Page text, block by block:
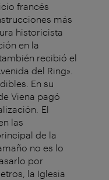
francés
más
historicista
en la
también recibió el
del Ring».
En su
Viena pagó
El
las
de la
no es lo
por
la Iglesia